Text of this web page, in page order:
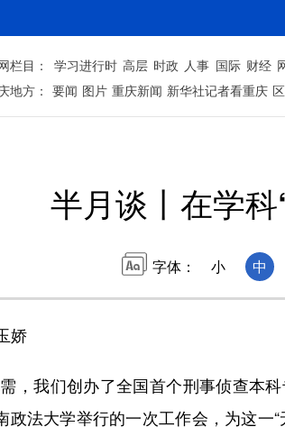
栏目： 学习进行时 高层 时政 人事 国际 财经
地方： 要闻 图片 重庆新闻 新华社记者看重庆
半月谈丨在学
字体： 小 中
娇
我们创办了全国首个刑事侦查本
政法大学举行的一次工作会，为这一